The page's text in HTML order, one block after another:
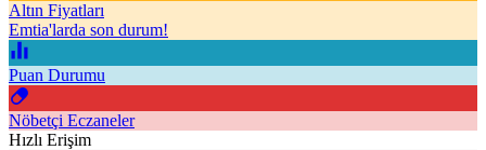
Altın Fiyatları
Emtia'larda son durum!
Puan Durumu
Nöbetçi Eczaneler
Hızlı Erişim